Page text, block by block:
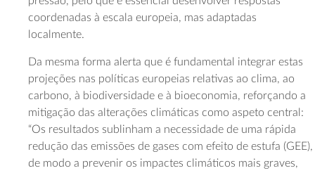
coordenadas à escala europeia, mas adaptadas
localmente.
Da mesma forma alerta que é fundamental integrar estas
projeções nas políticas europeias relativas ao clima, ao
carbono, à biodiversidade e à bioeconomia, reforçando a
mitigação das alterações climáticas como aspeto central:
“Os resultados sublinham a necessidade de uma rápida
redução das emissões de gases com efeito de estufa (GEE),
de modo a prevenir os impactes climáticos mais graves,